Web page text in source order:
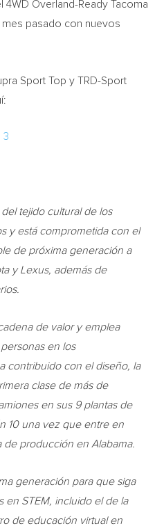
4WD Overland-Ready Tacoma
pasado con nuevos
Sport Top y TRD-Sport
3
del tejido cultural de los
y está comprometida con el
de próxima generación a
y Lexus, además de
de valor y emplea
en los
contribuido con el diseño, la
clase de más de
en sus 9 plantas de
10 una vez que entre en
de producción en Alabama.
generación para que siga
en STEM, incluido el de la
de educación virtual en